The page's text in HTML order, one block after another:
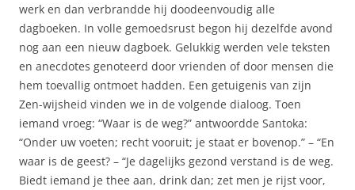
werk en dan verbrandde hij doodeenvoudig alle
dagboeken. In volle gemoedsrust begon hij dezelfde avond
nog aan een nieuw dagboek. Gelukkig werden vele teksten
en anecdotes genoteerd door vrienden of door mensen die
hem toevallig ontmoet hadden. Een getuigenis van zijn
Zen-wijsheid vinden we in de volgende dialoog. Toen
iemand vroeg: “Waar is de weg?” antwoordde Santoka:
“Onder uw voeten; recht vooruit; je staat er bovenop.” – “En
waar is de geest? – “Je dagelijks gezond verstand is de weg.
Biedt iemand je thee aan, drink dan; zet men je rijst voor,